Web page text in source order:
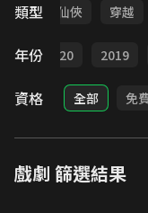
類型
療癒 仙俠 穿越
年份 2020 2019
資格 全部 免
戲劇 篩選結果